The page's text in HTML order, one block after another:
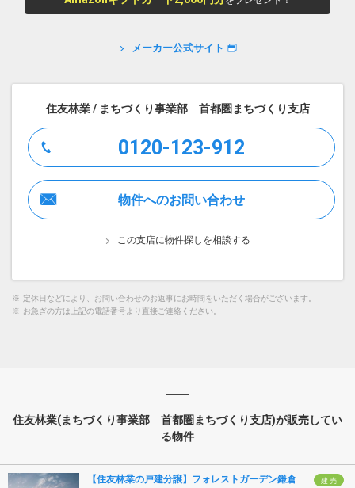
メーカー公式サイト
住友林業 / まちづくり事業部 首都圏まちづくり支店
0120-123-912
物件へのお問い合わせ
この支店に物件探しを相談する
※ 定休日などにより、お問い合わせのお返事にお時間をいただく場合がございます。
※ お急ぎの方は上記の電話番号より直接ご連絡ください。
住友林業(まちづくり事業部 首都圏まちづくり支店)が販売してい
る物件
建 売
【住友林業の戸建分譲】フォレストガーデン鎌倉